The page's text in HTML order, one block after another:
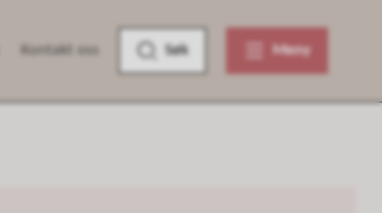
Kontakt oss Søk Meny